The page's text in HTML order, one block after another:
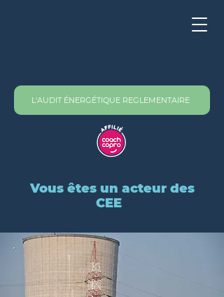
L'AUDIT ÉNERGÉTIQUE REGLEMENTAIRE
Vous êtes un acteur des
CEE